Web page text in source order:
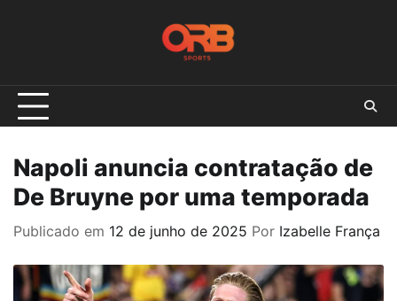
Napoli anuncia contratação de
De Bruyne por uma temporada
Publicado em 12 de junho de 2025 Por Izabelle França